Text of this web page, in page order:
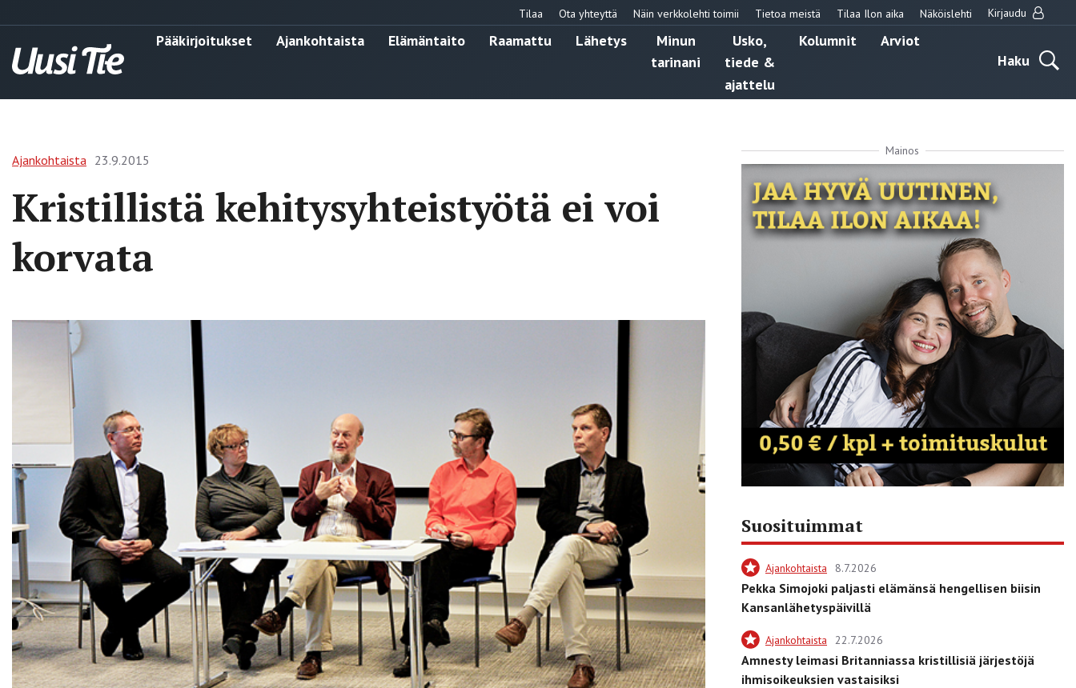
Tilaa Ota yhteyttä Näin verkkolehti toimii Tietoa meistä Tilaa Ilon aika Näköislehti Kirjaudu
Pääkirjoitukset Ajankohtaista Elämäntaito Raamattu Lähetys
Minun
tarinani
Usko,
tiede &
ajattelu
Kolumnit
Arviot
Haku
Ajankohtaista 23.9.2015
Kristillistä kehitysyhteistyötä ei voi
korvata
Mainos
Suosituimmat
Ajankohtaista 8.7.2026
Pekka Simojoki paljasti elämänsä hengellisen biisin
Kansanlähetyspäivillä
Ajankohtaista 22.7.2026
Amnesty leimasi Britanniassa kristillisiä järjestöjä
ihmisoikeuksien vastaisiksi